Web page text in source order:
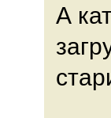
А